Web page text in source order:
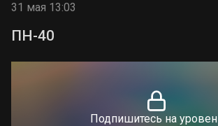
31 мая 13:03
ПН-40
Подпишитесь на